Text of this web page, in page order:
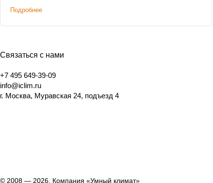
Подробнее
Связаться с нами
+7 495 649-39-09
info@iclim.ru
г. Москва, Муравская 24, подъезд 4
© 2008 — 2026, Компания «Умный климат»